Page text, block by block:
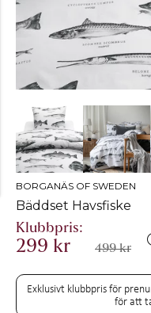
BORGANÄS OF SWEDEN
Bäddset Havsfiske
299 kr 499 kr
Exklusivt klubbpris för
för att